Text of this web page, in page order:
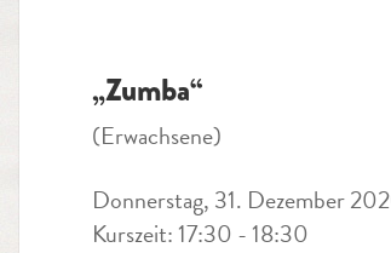
„Zumba“
(Erwachsene)
Donnerstag, 31. Dezember
Kurszeit: 17:30 - 18:30